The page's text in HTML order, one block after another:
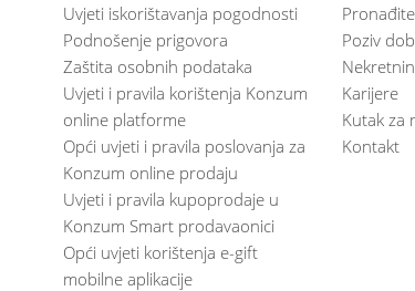
Uvjeti iskorištavanja pogodnosti
Podnošenje prigovora
Zaštita osobnih podataka
Uvjeti i pravila korištenja Konzum
online platforme
Opći uvjeti i pravila poslovanja za
Konzum online prodaju
Uvjeti i pravila kupoprodaje u
Konzum Smart prodavaonici
Opći uvjeti korištenja e-gift
mobilne aplikacije
Poziv
Karijere
Kutak za
Kontakt